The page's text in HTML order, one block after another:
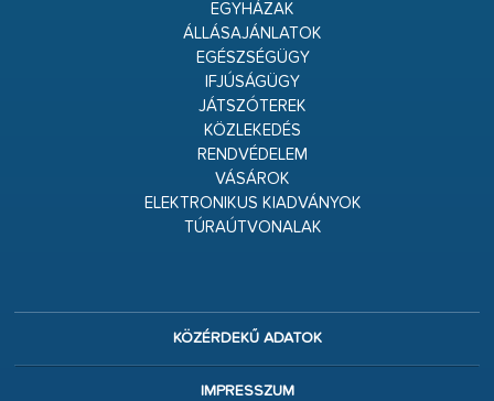
EGYHÁZAK
ÁLLÁSAJÁNLATOK
EGÉSZSÉGÜGY
IFJÚSÁGÜGY
JÁTSZÓTEREK
KÖZLEKEDÉS
RENDVÉDELEM
VÁSÁROK
ELEKTRONIKUS KIADVÁNYOK
TÚRAÚTVONALAK
KÖZÉRDEKŰ ADATOK
IMPRESSZUM